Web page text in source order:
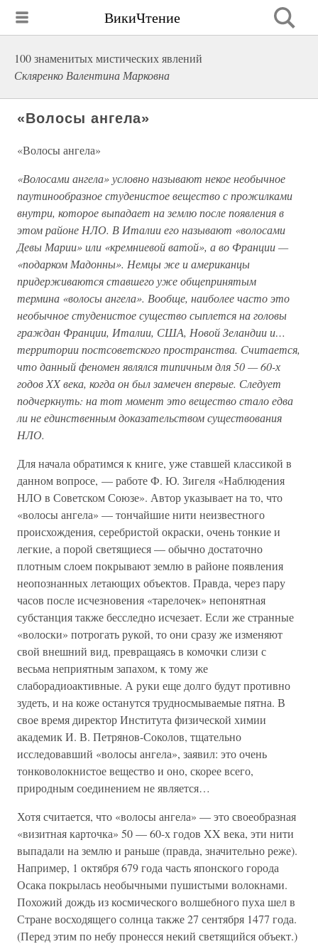
ВикиЧтение
100 знаменитых мистических явлений
Скляренко Валентина Марковна
«Волосы ангела»
«Волосы ангела»
«Волосами ангела» условно называют некое необычное
паутинообразное студенистое вещество с прожилками
внутри, которое выпадает на землю после появления в
этом районе НЛО. В Италии его называют «волосами
Девы Марии» или «кремниевой ватой», а во Франции —
«подарком Мадонны». Немцы же и американцы
придерживаются ставшего уже общепринятым
термина «волосы ангела». Вообще, наиболее часто это
необычное студенистое существо сыплется на головы
граждан Франции, Италии, США, Новой Зеландии и…
территории постсоветского пространства. Считается,
что данный феномен являлся типичным для 50 — 60-х
годов XX века, когда он был замечен впервые. Следует
подчеркнуть: на тот момент это вещество стало едва
ли не единственным доказательством существования
НЛО.
Для начала обратимся к книге, уже ставшей классикой в
данном вопросе, — работе Ф. Ю. Зигеля «Наблюдения
НЛО в Советском Союзе». Автор указывает на то, что
«волосы ангела» — тончайшие нити неизвестного
происхождения, серебристой окраски, очень тонкие и
легкие, а порой светящиеся — обычно достаточно
плотным слоем покрывают землю в районе появления
неопознанных летающих объектов. Правда, через пару
часов после исчезновения «тарелочек» непонятная
субстанция также бесследно исчезает. Если же странные
«волоски» потрогать рукой, то они сразу же изменяют
свой внешний вид, превращаясь в комочки слизи с
весьма неприятным запахом, к тому же
слаборадиоактивные. А руки еще долго будут противно
зудеть, и на коже останутся трудносмываемые пятна. В
свое время директор Института физической химии
академик И. В. Петрянов-Соколов, тщательно
исследовавший «волосы ангела», заявил: это очень
тонковолокнистое вещество и оно, скорее всего,
природным соединением не является…
Хотя считается, что «волосы ангела» — это своеобразная
«визитная карточка» 50 — 60-х годов XX века, эти нити
выпадали на землю и раньше (правда, значительно реже).
Например, 1 октября 679 года часть японского города
Осака покрылась необычными пушистыми волокнами.
Похожий дождь из космического волшебного пуха шел в
Стране восходящего солнца также 27 сентября 1477 года.
(Перед этим по небу пронесся некий светящийся объект.)